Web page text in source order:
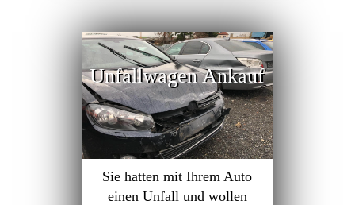
Unfallwagen Ankauf
Sie hatten mit Ihrem Auto
einen Unfall und wollen